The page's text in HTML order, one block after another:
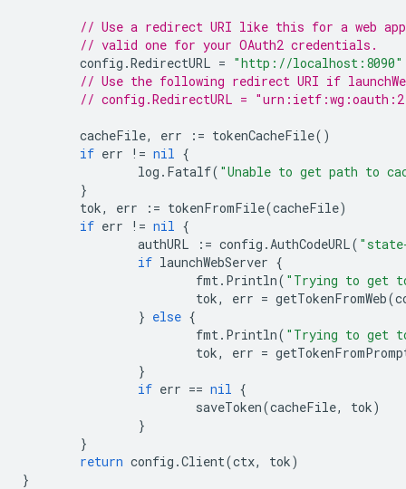
// Use a redirect URI like this for a web
// valid one for your OAuth2 credentials.
config .RedirectURL = "http://localhost:8090"
// Use the following redirect URI if
// config.RedirectURL =
cacheFile, err := tokenCacheFile()
if err != nil {
log . Fatalf( "Unable to get path to
}
tok, err := tokenFromFile(cacheFile)
if err != nil {
authURL
:= config .AuthCodeURL(
if launchWebServer {
fmt. Println( "Trying to get
tok, err = getTokenFromWeb(
} else {
fmt. Println( "Trying to get
tok, err =
}
if err == nil {
saveToken(cacheFile, tok)
}
}
return config .Client(ctx, tok)
}